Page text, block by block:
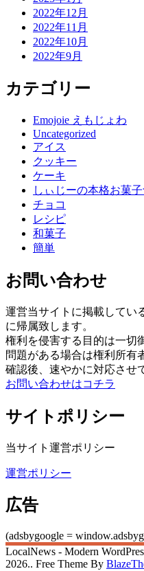
2022年12月
2022年11月
2022年10月
2022年9月
カテゴリー
Emojoie えもじょわ
Uncategorized
アイス
クッキー
ケーキ
しぃじーの本格お菓子
チョコ
レシピ
和菓子
簡単
お問い合わせ
運営当サイトに掲載してい
に帰属致します。
権利を侵害する目的は一切
問題がある場合は権利所有
確認後、速やかに対応させ
お問い合わせはコチラ
サイトポリシー
当サイト運営ポリシー
運営ポリシー
広告
(adsbygoogle =
LocalNews - Modern
2026.. Free Theme By